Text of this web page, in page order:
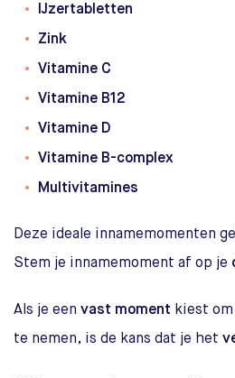
IJzertabletten
Zink
Vitamine C
Vitamine B12
Vitamine D
Vitamine B-complex
Multivitamines
Deze ideale innamemomenten
Stem je innamemoment af op je
Als je een vast moment kiest
te nemen, is de kans dat je het